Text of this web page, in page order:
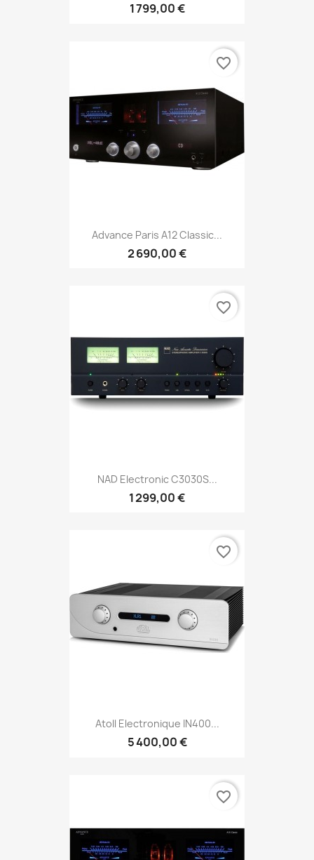
1 799,00 €
Advance Paris A12 Classic...
2 690,00 €
favorite_border
NAD Electronic C3030S...
1 299,00 €
favorite_border
Atoll Electronique IN400...
5 400,00 €
favorite_border
favorite_border